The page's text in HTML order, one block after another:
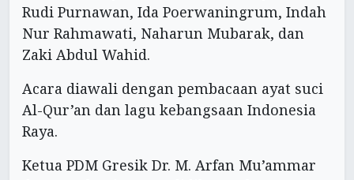
Rudi Purnawan, Ida Poerwaningrum, Indah
Nur Rahmawati, Naharun Mubarak, dan
Zaki Abdul Wahid.
Acara diawali dengan pembacaan ayat suci
Al-Qur’an dan lagu kebangsaan Indonesia
Raya.
Ketua PDM Gresik Dr. M. Arfan Mu’ammar